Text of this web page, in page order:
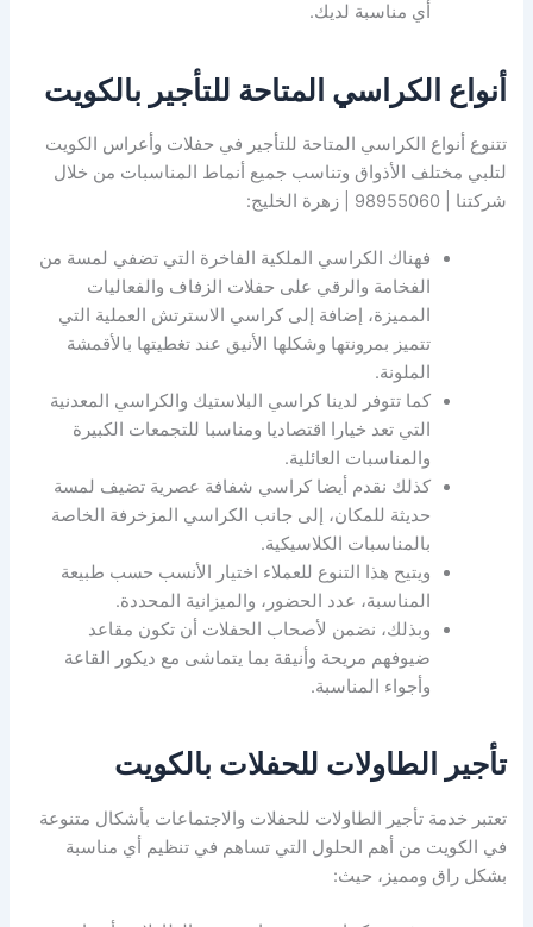
أي مناسبة لديك.
أنواع الكراسي المتاحة للتأجير بالكويت
تتنوع أنواع الكراسي المتاحة للتأجير في حفلات وأعراس الكويت
لتلبي مختلف الأذواق وتناسب جميع أنماط المناسبات من خلال
شركتنا | 98955060 | زهرة الخليج:
فهناك الكراسي الملكية الفاخرة التي تضفي لمسة من
الفخامة والرقي على حفلات الزفاف والفعاليات
المميزة، إضافة إلى كراسي الاسترتش العملية التي
تتميز بمرونتها وشكلها الأنيق عند تغطيتها بالأقمشة
الملونة.
كما تتوفر لدينا كراسي البلاستيك والكراسي المعدنية
التي تعد خيارا اقتصاديا ومناسبا للتجمعات الكبيرة
والمناسبات العائلية.
كذلك نقدم أيضا كراسي شفافة عصرية تضيف لمسة
حديثة للمكان، إلى جانب الكراسي المزخرفة الخاصة
بالمناسبات الكلاسيكية.
ويتيح هذا التنوع للعملاء اختيار الأنسب حسب طبيعة
المناسبة، عدد الحضور، والميزانية المحددة.
وبذلك، نضمن لأصحاب الحفلات أن تكون مقاعد
ضيوفهم مريحة وأنيقة بما يتماشى مع ديكور القاعة
وأجواء المناسبة.
تأجير الطاولات للحفلات بالكويت
تعتبر خدمة تأجير الطاولات للحفلات والاجتماعات بأشكال متنوعة
في الكويت من أهم الحلول التي تساهم في تنظيم أي مناسبة
بشكل راق ومميز، حيث: